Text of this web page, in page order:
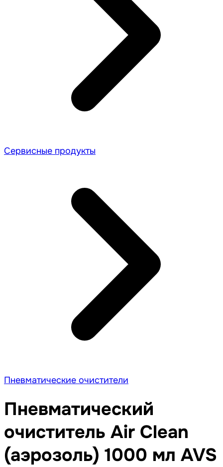
Сервисные продукты
Пневматические очистители
Пневматический
очиститель Air Clean
(аэрозоль) 1000 мл AVS